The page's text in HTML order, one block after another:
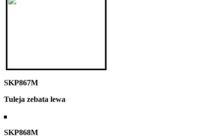
SKP867M
Tuleja zebata lewa
SKP868M